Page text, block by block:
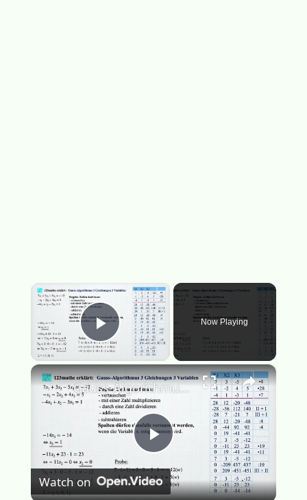
×
Play Video
Now Playing
×
P
l
Gauss-Algorithmus 3 Gleichungen mit 3 Variablen lösen
Watch on